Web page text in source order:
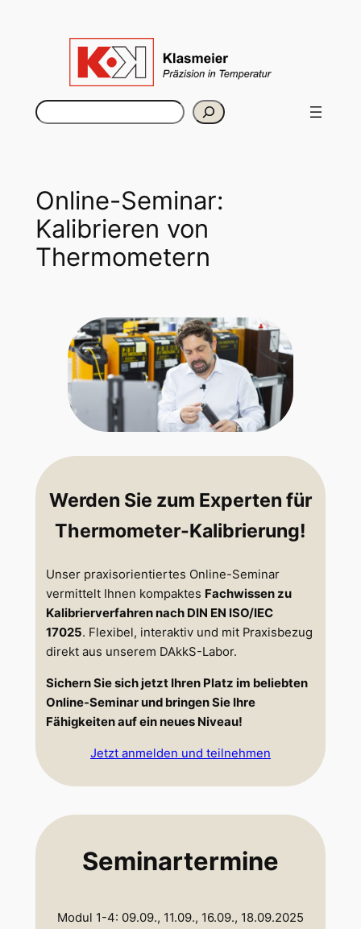
Suchen
Online-Seminar:
Kalibrieren von
Thermometern
Werden Sie zum Experten für
Thermometer-Kalibrierung!
Unser praxisorientiertes Online-Seminar
vermittelt Ihnen kompaktes Fachwissen zu
Kalibrierverfahren nach DIN EN ISO/IEC
17025. Flexibel, interaktiv und mit Praxisbezug
direkt aus unserem DAkkS-Labor.
Sichern Sie sich jetzt Ihren Platz im beliebten
Online-Seminar und bringen Sie Ihre
Fähigkeiten auf ein neues Niveau!
Jetzt anmelden und teilnehmen
Seminartermine
Modul 1-4: 09.09., 11.09., 16.09., 18.09.2025